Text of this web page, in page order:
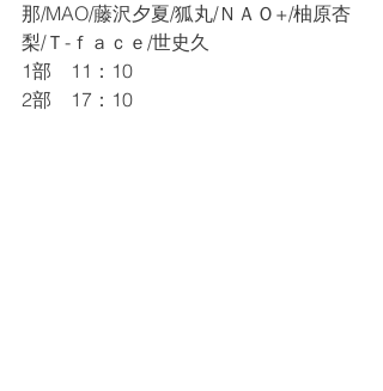
那/MAO/藤沢夕夏/狐丸/ＮＡＯ+/柚原杏
梨/Ｔ-ｆａｃｅ/世史久
1部　11：10
2部　17：10